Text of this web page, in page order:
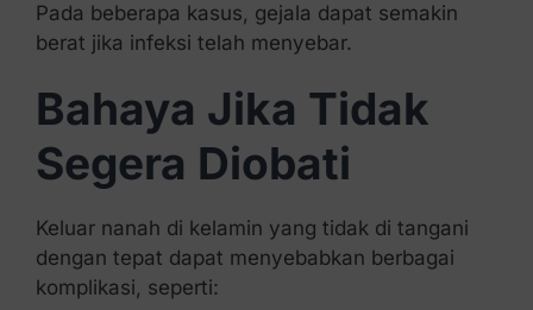
Pada beberapa kasus, gejala dapat semakin
berat jika infeksi telah menyebar.
Bahaya Jika Tidak
Segera Diobati
Keluar nanah di kelamin yang tidak di tangani
dengan tepat dapat menyebabkan berbagai
komplikasi, seperti: